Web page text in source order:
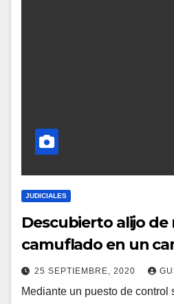
JUDICIALES
Descubierto alijo
camuflado en un
25 SEPTIEMBRE, 2020
Mediante un puesto de control